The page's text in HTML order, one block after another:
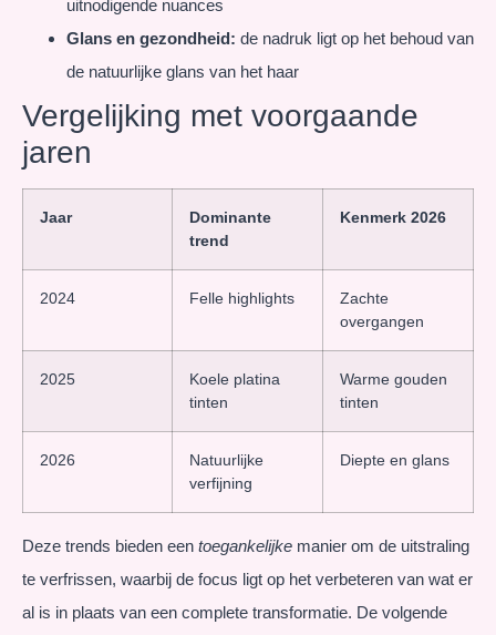
uitnodigende nuances
Glans en gezondheid: de nadruk ligt op het behoud van
de natuurlijke glans van het haar
Vergelijking met voorgaande
jaren
Jaar
Dominante
trend
Kenmerk 2026
2024 Felle highlights
Zachte
overgangen
2025
Koele platina
tinten
Warme gouden
tinten
2026
Natuurlijke
verfijning
Diepte en glans
Deze trends bieden een toegankelijke manier om de uitstraling
te verfrissen, waarbij de focus ligt op het verbeteren van wat er
al is in plaats van een complete transformatie. De volgende